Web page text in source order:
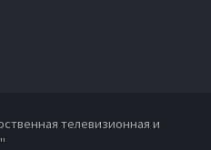
телевизионная и